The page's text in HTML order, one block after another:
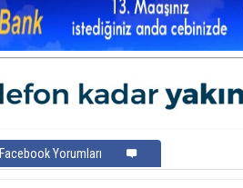
Facebook Yorumları